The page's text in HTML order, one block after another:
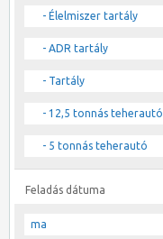
- Élelmiszer tartály
- ADR tartály
- Tartály
- 12,5 tonnás teherautó
- 5 tonnás teherautó
Feladás dátuma
ma